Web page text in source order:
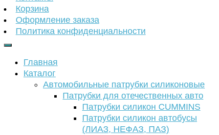
Корзина
Оформление заказа
Политика конфиденциальности
Главная
Каталог
Автомобильные патрубки силиконовые
Патрубки для отечественных авто
Патрубки силикон CUMMINS
Патрубки силикон автобусы
(ЛИАЗ, НЕФАЗ, ПАЗ)